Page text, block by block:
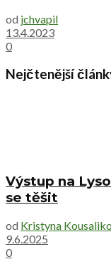
od jchvapil
13.4.2023
0
Nejčtenější
Výstup na
se těšit
od Kristyna
9.6.2025
0